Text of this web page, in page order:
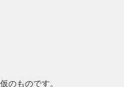
のものです。